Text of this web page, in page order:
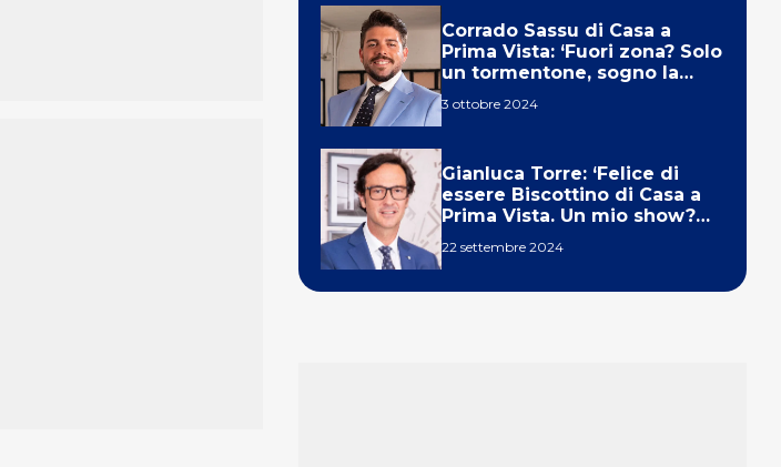
Corrado Sassu di Casa a
Prima Vista: ‘Fuori zona? Solo
un tormentone, sogno la
3 ottobre 2024
Gianluca Torre: ‘Felice di
essere Biscottino di Casa a
Prima Vista. Un mio show?
22 settembre 2024